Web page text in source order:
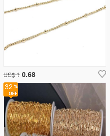
US$ 1 0.68
32